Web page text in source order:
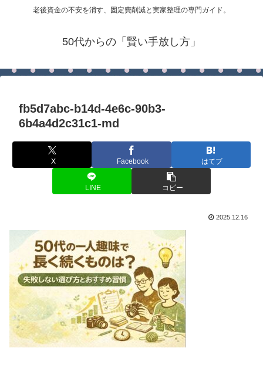
老後資金の不安を消す、固定費削減と実家整理の専門ガイド。
50代からの「賢い手放し方」
fb5d7abc-b14d-4e6c-90b3-
6b4a4d2c31c1-md
X Facebook はてブ
LINE コピー
2025.12.16